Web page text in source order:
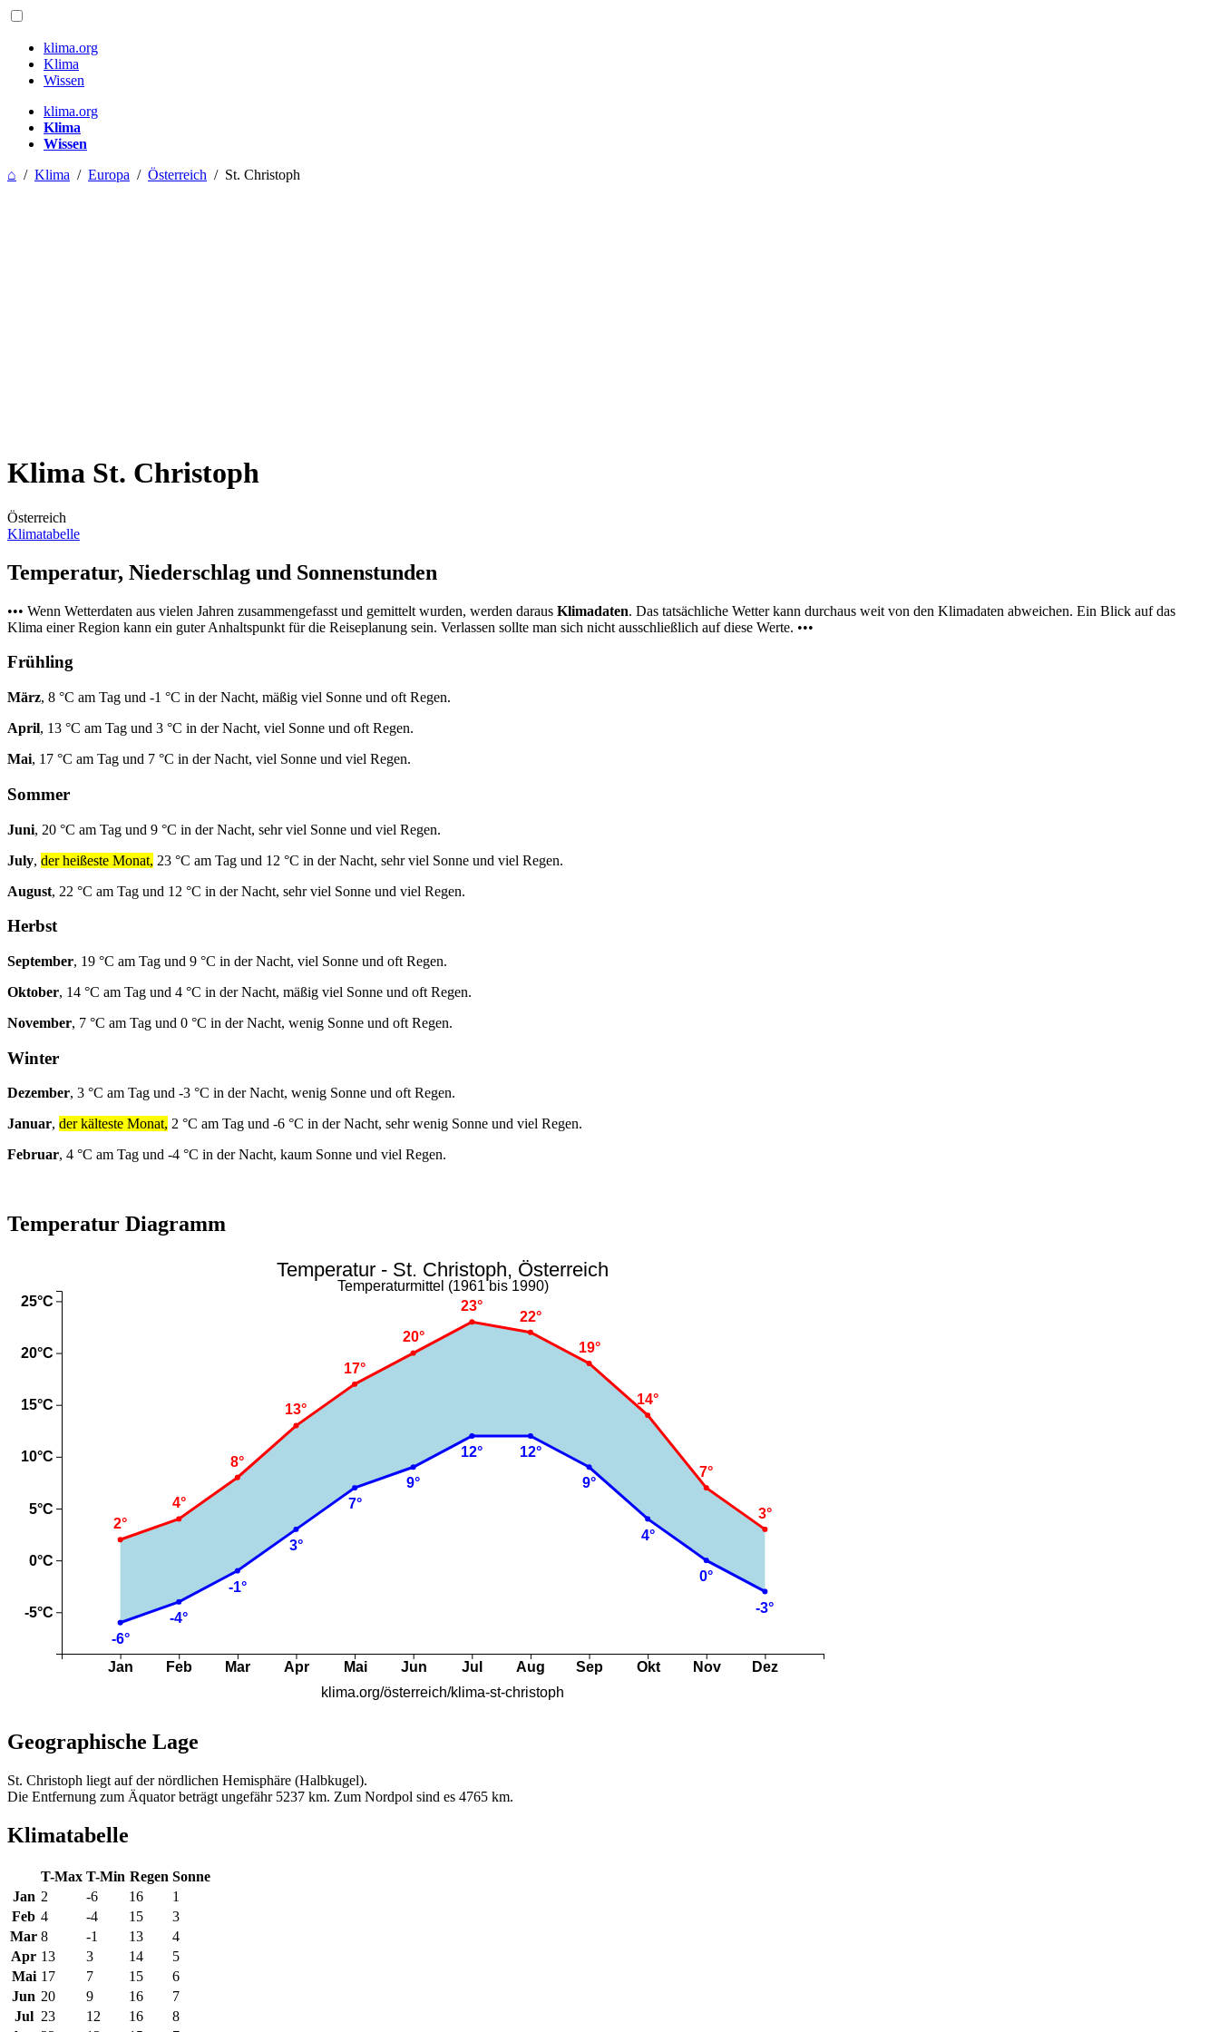
klima.org
Klima
Wissen
klima.org
Klima
Wissen
⌂ / Klima / Europa / Österreich / St. Christoph
Klima St. Christoph
Österreich
Klimatabelle
Temperatur, Niederschlag und Sonnenstunden
••• Wenn Wetterdaten aus vielen Jahren zusammengefasst und gemittelt wurden, werden daraus Klimadaten. Das tatsächliche Wetter kann durchaus weit von den Klimadaten abweichen. Ein Blick auf das
Klima einer Region kann ein guter Anhaltspunkt für die Reiseplanung sein. Verlassen sollte man sich nicht ausschließlich auf diese Werte. •••
Frühling
März, 8 °C am Tag und -1 °C in der Nacht, mäßig viel Sonne und oft Regen.
April, 13 °C am Tag und 3 °C in der Nacht, viel Sonne und oft Regen.
Mai, 17 °C am Tag und 7 °C in der Nacht, viel Sonne und viel Regen.
Sommer
Juni, 20 °C am Tag und 9 °C in der Nacht, sehr viel Sonne und viel Regen.
July, der heißeste Monat, 23 °C am Tag und 12 °C in der Nacht, sehr viel Sonne und viel Regen.
August, 22 °C am Tag und 12 °C in der Nacht, sehr viel Sonne und viel Regen.
Herbst
September, 19 °C am Tag und 9 °C in der Nacht, viel Sonne und oft Regen.
Oktober, 14 °C am Tag und 4 °C in der Nacht, mäßig viel Sonne und oft Regen.
November, 7 °C am Tag und 0 °C in der Nacht, wenig Sonne und oft Regen.
Winter
Dezember, 3 °C am Tag und -3 °C in der Nacht, wenig Sonne und oft Regen.
Januar, der kälteste Monat, 2 °C am Tag und -6 °C in der Nacht, sehr wenig Sonne und viel Regen.
Februar, 4 °C am Tag und -4 °C in der Nacht, kaum Sonne und viel Regen.
Temperatur Diagramm
Geographische Lage
St. Christoph liegt auf der nördlichen Hemisphäre (Halbkugel).
Die Entfernung zum Äquator beträgt ungefähr 5237 km. Zum Nordpol sind es 4765 km.
Klimatabelle
T-Max T-Min Regen Sonne
Jan 2 -6 16
1
Feb 4 -4 15
3
Mar 8 -1 13
4
Apr 13 3 14
5
Mai 17 7 15
6
Jun 20 9 16
7
Jul 23 12 16
8